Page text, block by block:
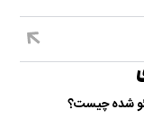
شده چیست؟